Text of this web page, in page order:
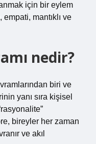
için bir eylem
mantıklı ve
nedir?
biri ve
yanı sıra kişisel
bireyler her zaman
ve akıl